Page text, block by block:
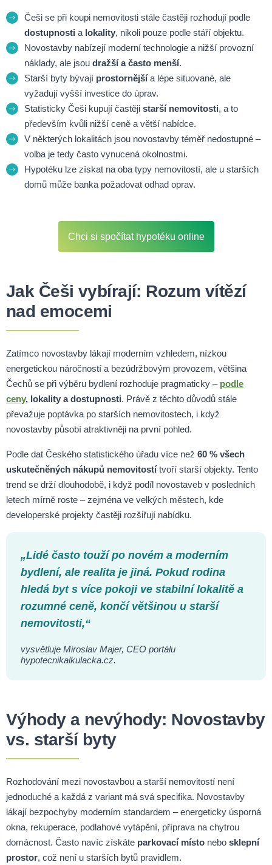
Češi se při koupi nemovitosti stále častěji rozhodují podle
dostupnosti a lokality, nikoli pouze podle stáří objektu.
Novostavby nabízejí moderní technologie a nižší provozní
náklady, ale jsou dražší a často menší.
Starší byty bývají prostornější a lépe situované, ale
vyžadují vyšší investice do úprav.
Statisticky Češi kupují častěji starší nemovitosti, a to
především kvůli nižší ceně a větší nabídce.
V některých lokalitách jsou novostavby téměř nedostupné –
volba je tedy často vynucená okolnostmi.
Hypotéku lze získat na oba typy nemovitostí, ale u starších
domů může banka požadovat odhad oprav.
Chci si spočítat hypotéku online
Jak Češi vybírají: Rozum vítězí
nad emocemi
Zatímco novostavby lákají moderním vzhledem, nízkou
energetickou náročností a bezúdržbovým provozem, většina
Čechů se při výběru bydlení rozhoduje pragmaticky – podle
ceny, lokality a dostupnosti. Právě z těchto důvodů stále
převažuje poptávka po starších nemovitostech, i když
novostavby působí atraktivněji na první pohled.
Podle dat Českého statistického úřadu více než 60 % všech
uskutečněných nákupů nemovitostí tvoří starší objekty. Tento
trend se drží dlouhodobě, i když podíl novostaveb v posledních
letech mírně roste – zejména ve velkých městech, kde
developerské projekty častěji rozšiřují nabídku.
„Lidé často touží po novém a moderním
bydlení, ale realita je jiná. Pokud rodina
hledá byt s více pokoji ve stabilní lokalitě a
rozumné ceně, končí většinou u starší
nemovitosti,“
vysvětluje Miroslav Majer, CEO portálu
hypotecnikalkulacka.cz.
Výhody a nevýhody: Novostavby
vs. starší byty
Rozhodování mezi novostavbou a starší nemovitostí není
jednoduché a každá z variant má svá specifika. Novostavby
lákají bezpochyby moderním standardem – energeticky úsporná
okna, rekuperace, podlahové vytápění, příprava na chytrou
domácnost. Často navíc získáte parkovací místo nebo sklepní
prostor, což není u starších bytů pravidlem.